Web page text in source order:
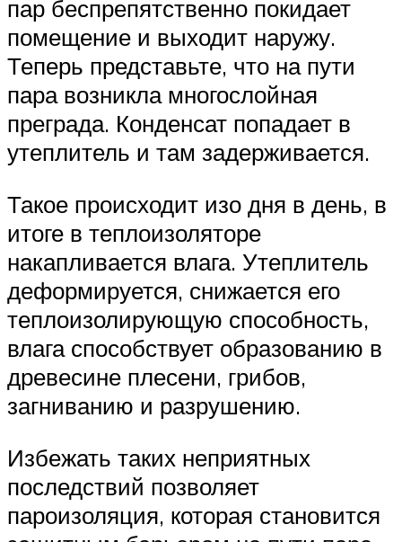
пар беспрепятственно покидает
помещение и выходит наружу.
Теперь представьте, что на пути
пара возникла многослойная
преграда. Конденсат попадает в
утеплитель и там задерживается.
Такое происходит изо дня в день, в
итоге в теплоизоляторе
накапливается влага. Утеплитель
деформируется, снижается его
теплоизолирующую способность,
влага способствует образованию в
древесине плесени, грибов,
загниванию и разрушению.
Избежать таких неприятных
последствий позволяет
пароизоляция, которая становится